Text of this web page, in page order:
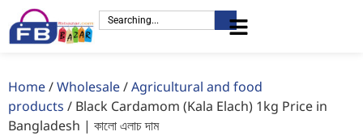
Home/Wholesale/Agricultural and food
products / Black Cardamom (Kala Elach) 1kg Price in
Bangladesh | কালো এলাচ দাম